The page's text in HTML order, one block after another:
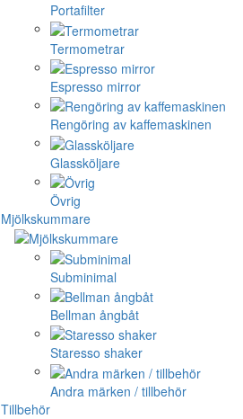
Portafilter
Termometrar
Espresso mirror
Rengöring av kaffemaskinen
Glassköljare
Övrig
Mjölkskummare
Subminimal
Bellman ångbåt
Staresso shaker
Andra märken / tillbehör
Tillbehör